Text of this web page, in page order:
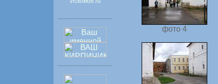
фото 4